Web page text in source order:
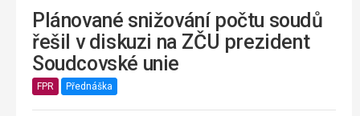
Plánované snižování počtu soudů
řešil v diskuzi na ZČU prezident
Soudcovské unie
FPR Přednáška